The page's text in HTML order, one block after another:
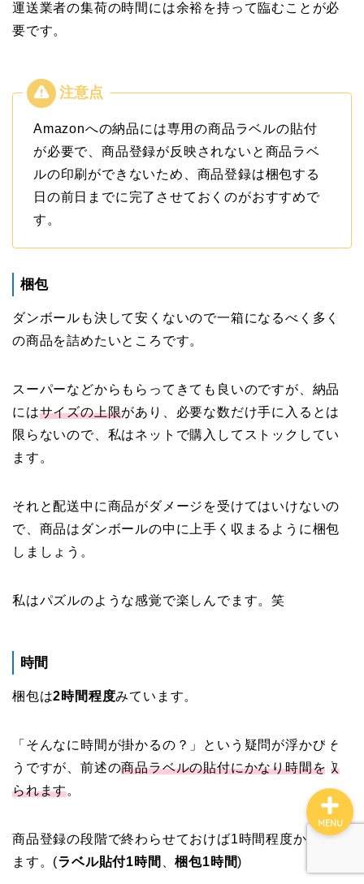
運送業者の集荷の時間には余裕を持って臨むことが必
要です。
Amazonへの納品には専用の商品ラベルの貼付
が必要で、商品登録が反映されないと商品ラベ
ルの印刷ができないため、商品登録は梱包する
日の前日までに完了させておくのがおすすめで
す。
梱包
ダンボールも決して安くないので一箱になるべく多く
の商品を詰めたいところです。
スーパーなどからもらってきても良いのですが、納品
にはサイズの上限があり、必要な数だけ手に入るとは
限らないので、私はネットで購入してストックしてい
ます。
それと配送中に商品がダメージを受けてはいけないの
で、商品はダンボールの中に上手く収まるように梱包
しましょう。
私はパズルのような感覚で楽しんでます。笑
時間
梱包は2時間程度みています。
「そんなに時間が掛かるの？」という疑問が浮かびそ
うですが、前述の商品ラベルの貼付にかなり時間を取
られます。
商品登録の段階で終わらせておけば1時間程度かと思い
ます。(ラベル貼付1時間 、梱包1時間)
MENU
プロフィール
記事一覧
ファイナンス